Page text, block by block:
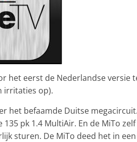
het eerst de Nederlandse versie
irritaties op).
het befaamde Duitse
135 pk 1.4 MultiAir. En de MiTo
sturen. De MiTo deed het in